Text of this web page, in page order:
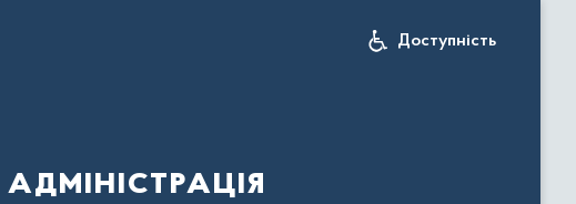
Доступність